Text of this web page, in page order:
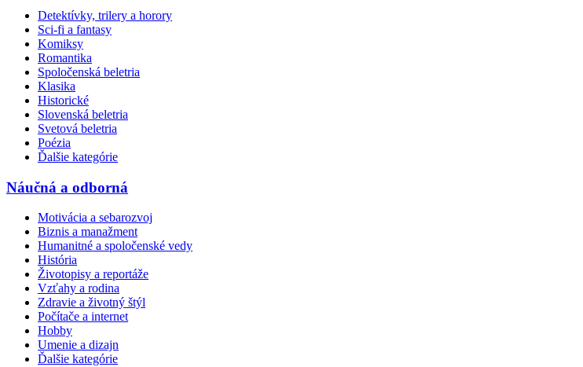
Detektívky, trilery a horory
Sci-fi a fantasy
Komiksy
Romantika
Spoločenská beletria
Klasika
Historické
Slovenská beletria
Svetová beletria
Poézia
Ďalšie kategórie
Náučná a odborná
Motivácia a sebarozvoj
Biznis a manažment
Humanitné a spoločenské vedy
História
Životopisy a reportáže
Vzťahy a rodina
Zdravie a životný štýl
Počítače a internet
Hobby
Umenie a dizajn
Ďalšie kategórie